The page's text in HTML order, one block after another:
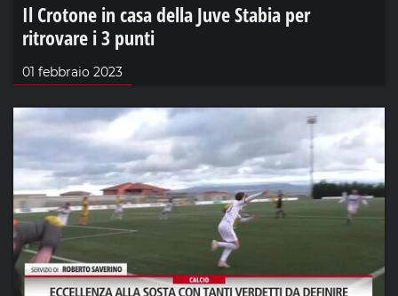
Il Crotone in casa della Juve Stabia per
ritrovare i 3 punti
01 febbraio 2023